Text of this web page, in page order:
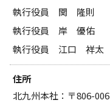
執行役員 関 隆則
執行役員 岸 優佑
執行役員 江口 祥太
住所
北九州本社：〒806-